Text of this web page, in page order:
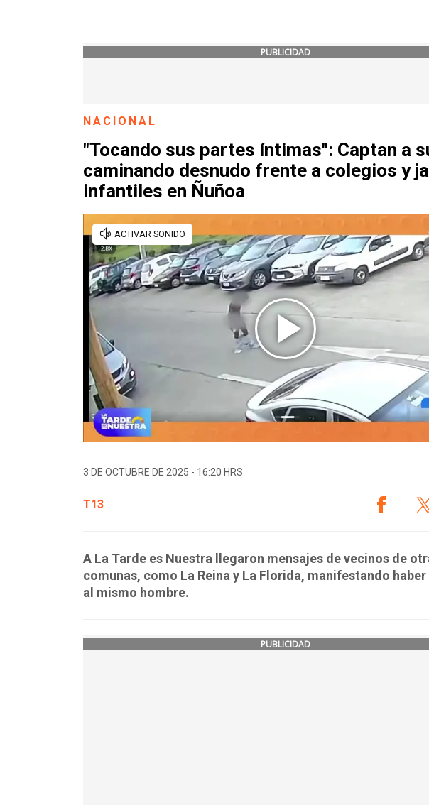
PUBLICIDAD
NACIONAL
"Tocando sus partes íntimas": Captan a
caminando desnudo frente a colegios y
infantiles en Ñuñoa
3 DE OCTUBRE DE 2025 - 16:20 HRS.
T13
A La Tarde es Nuestra llegaron mensajes de vecinos de
comunas, como La Reina y La Florida, manifestando
al mismo hombre.
PUBLICIDAD